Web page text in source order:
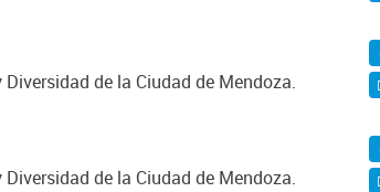
de la Ciudad de Mendoza.
de la Ciudad de Mendoza.